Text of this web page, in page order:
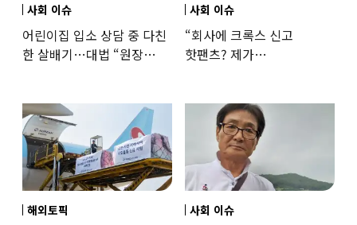
사회 이슈
어린이집 입소 상담 중 다친
한 살배기…대법 “원장
사회 이슈
“회사에 크록스 신고
핫팬츠? 제가
해외토픽 사회 이슈